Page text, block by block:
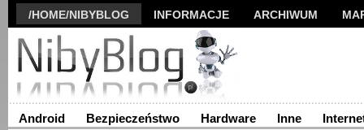
/HOME/NIBYBLOG INFORMACJE ARCHIWUM
Android Bezpieczeństwo Hardware Inne